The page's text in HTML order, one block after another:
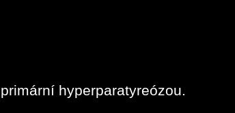
hyperparatyreózou.